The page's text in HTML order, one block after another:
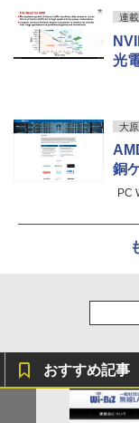
連載
光
大
銅
PC
おすすめ記事